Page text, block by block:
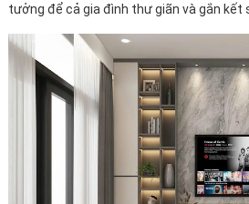
tưởng để cả gia đình thư giãn và gắn kết